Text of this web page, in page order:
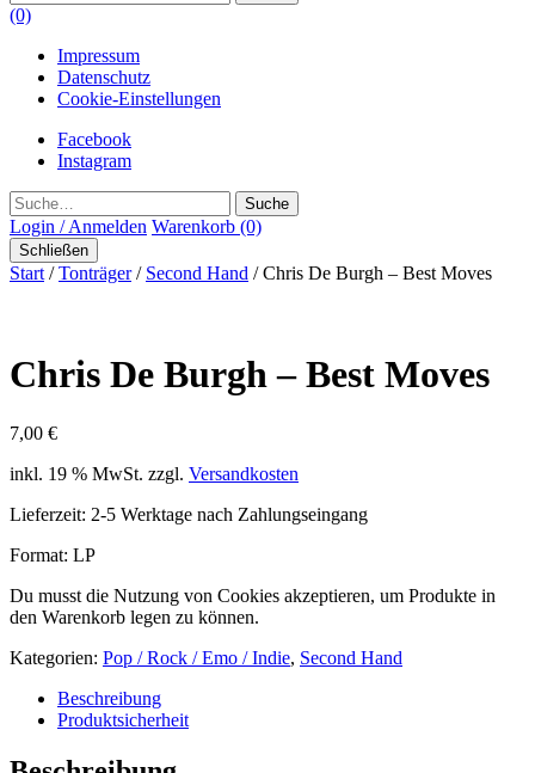
(0)
Impressum
Datenschutz
Cookie-Einstellungen
Facebook
Instagram
Suche
Login / Anmelden Warenkorb (0)
Schließen
Start /Tonträger/ Second Hand / Chris De Burgh – Best Moves
Chris De Burgh – Best Moves
7,00 €
inkl. 19 % MwSt. zzgl. Versandkosten
Lieferzeit: 2-5 Werktage nach Zahlungseingang
Format: LP
Du musst die Nutzung von Cookies akzeptieren, um Produkte in
den Warenkorb legen zu können.
Kategorien: Pop / Rock / Emo / Indie, Second Hand
Beschreibung
Produktsicherheit